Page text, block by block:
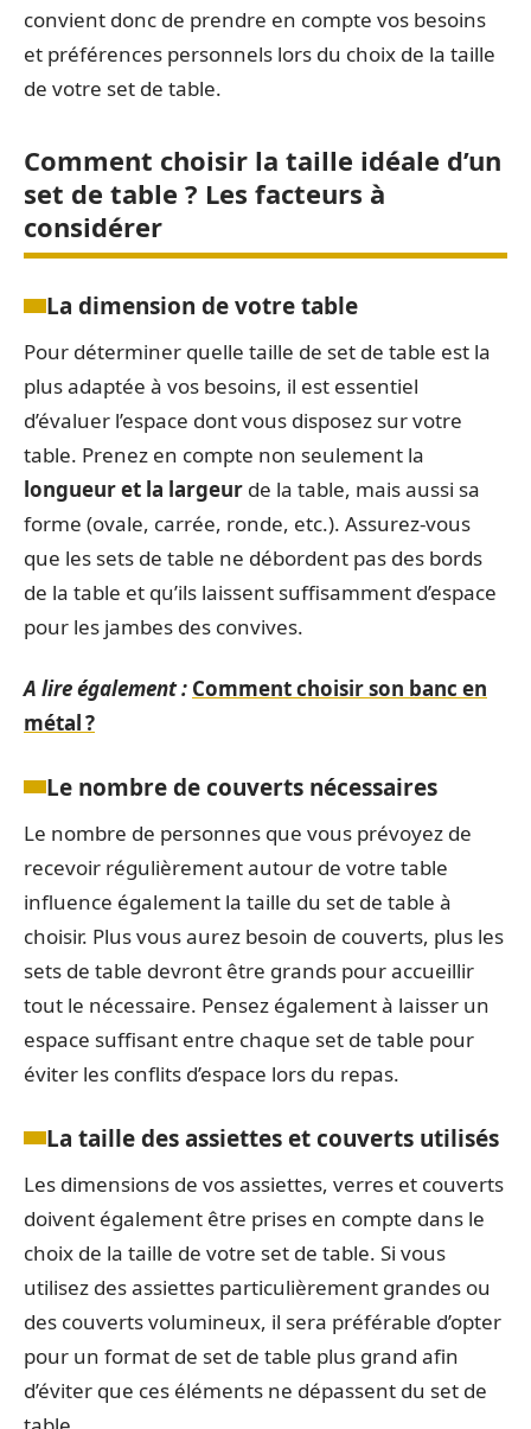
convient donc de prendre en compte vos besoins
et préférences personnels lors du choix de la taille
de votre set de table.
Comment choisir la taille idéale d’un
set de table ? Les facteurs à
considérer
La dimension de votre table
Pour déterminer quelle taille de set de table est la
plus adaptée à vos besoins, il est essentiel
d’évaluer l’espace dont vous disposez sur votre
table. Prenez en compte non seulement la
longueur et la largeur de la table, mais aussi sa
forme (ovale, carrée, ronde, etc.). Assurez-vous
que les sets de table ne débordent pas des bords
de la table et qu’ils laissent suffisamment d’espace
pour les jambes des convives.
A lire également : Comment choisir son banc en
métal ?
Le nombre de couverts nécessaires
Le nombre de personnes que vous prévoyez de
recevoir régulièrement autour de votre table
influence également la taille du set de table à
choisir. Plus vous aurez besoin de couverts, plus les
sets de table devront être grands pour accueillir
tout le nécessaire. Pensez également à laisser un
espace suffisant entre chaque set de table pour
éviter les conflits d’espace lors du repas.
La taille des assiettes et couverts utilisés
Les dimensions de vos assiettes, verres et couverts
doivent également être prises en compte dans le
choix de la taille de votre set de table. Si vous
utilisez des assiettes particulièrement grandes ou
des couverts volumineux, il sera préférable d’opter
pour un format de set de table plus grand afin
d’éviter que ces éléments ne dépassent du set de